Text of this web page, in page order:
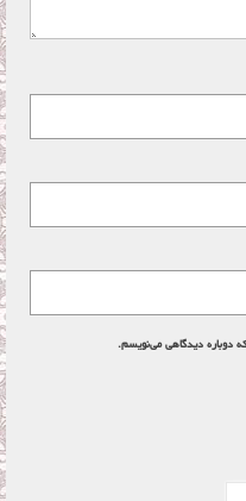
دوباره دیدگاهی می‌نویسم.